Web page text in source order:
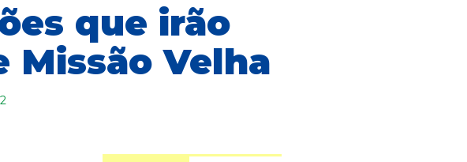
que irão
Velha